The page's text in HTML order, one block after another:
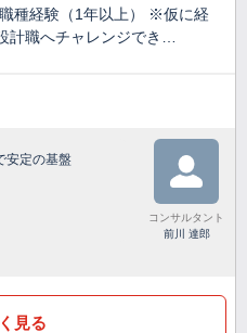
種経験（1年以上） ※仮に経
計職へチャレンジでき…
安定の基盤
コンサルタント
前川 達郎
見る